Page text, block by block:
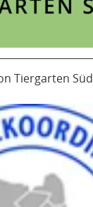
Tiergarten Süd